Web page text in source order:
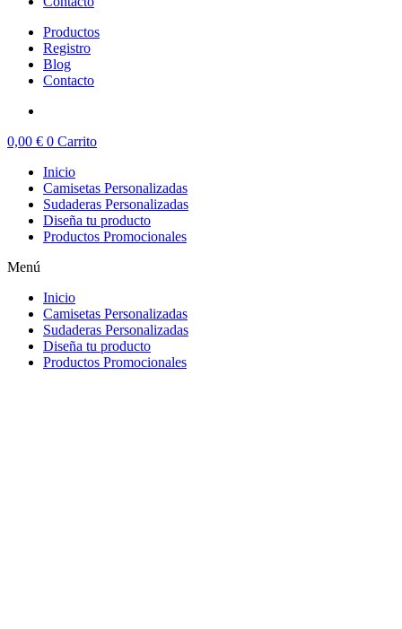
Productos
Registro
Blog
Contacto
0,00 € 0 Carrito
Inicio
Camisetas Personalizadas
Sudaderas Personalizadas
Diseña tu producto
Productos Promocionales
Menú
Inicio
Camisetas Personalizadas
Sudaderas Personalizadas
Diseña tu producto
Productos Promocionales